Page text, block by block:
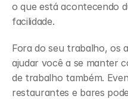
o que está acontecendo
facilidade.
Fora do seu trabalho, os
ajudar você a se manter
de trabalho também.
restaurantes e bares